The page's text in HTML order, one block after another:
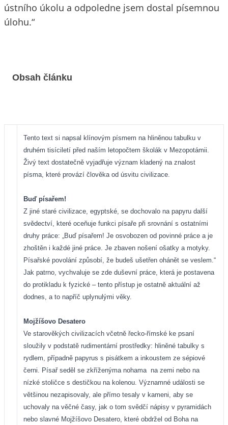
ústního úkolu a odpoledne jsem dostal písemnou
úlohu.“
Obsah článku
Tento text si napsal klínovým písmem na hliněnou tabulku v
druhém tisíciletí před naším letopočtem školák v Mezopotámii.
Živý text dostatečně vyjadřuje význam kladený na znalost
písma, které provází člověka od úsvitu civilizace.
Buď písařem!
Z jiné staré civilizace, egyptské, se dochovalo na papyru další
svědectví, které oceňuje funkci písaře při srovnání s ostatními
druhy práce: „Buď písařem! Je osvobozen od povinné práce a je
zhoštěn i každé jiné práce. Je zbaven nošení ošatky a motyky.
Písařské povolání způsobí, že budeš ušetřen ohánět se veslem.“
Jak patrno, vychvaluje se zde duševní práce, která je postavena
do protikladu k fyzické – tento přístup je ostatně aktuální až
dodnes, a to napříč uplynulými věky.
Mojžíšovo Desatero
Ve starověkých civilizacích včetně řecko-římské ke psaní
sloužily v podstatě rudimentární prostředky: hliněné tabulky s
rydlem, případně papyrus s pisátkem a inkoustem ze sépiové
černi. Písař seděl se zkříženýma nohama na zemi nebo na
nízké stoličce s destičkou na kolenou. Významné události se
většinou nezapisovaly, ale přímo tesaly v kameni, aby se
uchovaly na věčné časy, jak o tom svědčí nápisy v pyramidách
nebo slavné Mojžíšovo Desatero, které obdržel od Boha na